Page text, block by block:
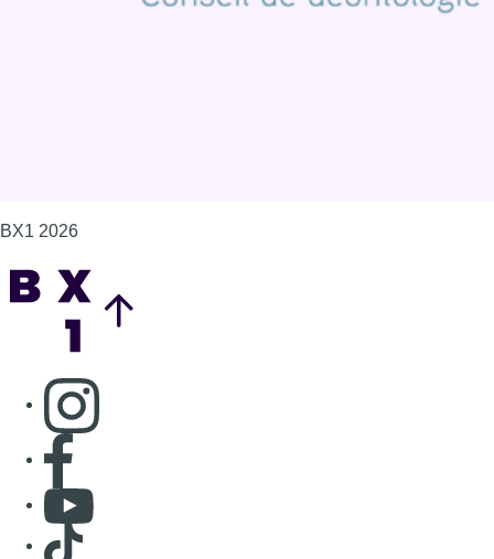
BX1 2026
Consulter page Instagram
Consulter page Facebook
Consulter Youtube
Consulter TikTok